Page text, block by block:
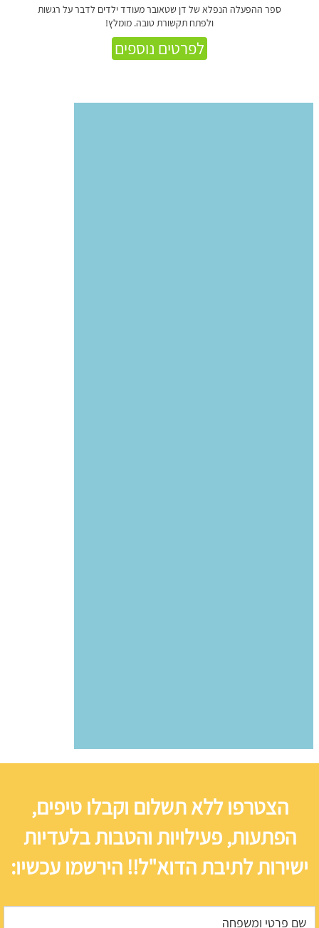
ספר ההפעלה הנפלא של דן שטאובר מעודד ילדים לדבר על רגשות
ולפתח תקשורת טובה. מומלץ!
לפרטים נוספים
הצטרפו ללא תשלום וקבלו טיפים,
הפתעות, פעילויות והטבות בלעדיות
ישירות לתיבת הדוא"ל!! הירשמו עכשיו: